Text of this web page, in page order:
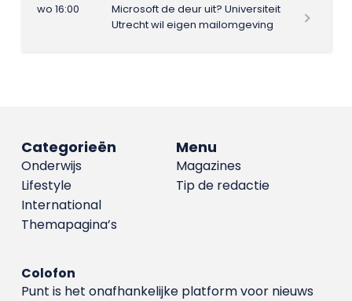
wo 16:00
Microsoft de deur uit? Universiteit
Utrecht wil eigen mailomgeving
Menu
Magazines
Tip de redactie
Categorieën
Onderwijs
Lifestyle
International
Themapagina’s
Colofon
Punt is het onafhankelijke platform voor nieuws